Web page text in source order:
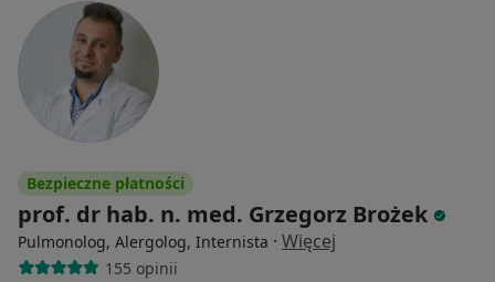
Bezpieczne płatności
prof. dr hab. n. med. Grzegorz Brożek
Pulmonolog, Alergolog, Internista · Więcej
155 opinii